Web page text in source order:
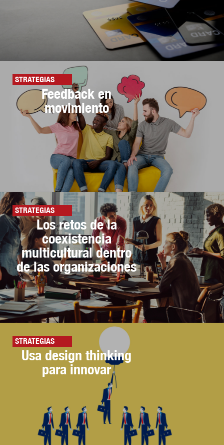
STRATEGIAS
Feedback en
movimiento
STRATEGIAS
Los retos de la
coexistencia
multicultural dentro
de las organizaciones
STRATEGIAS
Usa design thinking
para innovar